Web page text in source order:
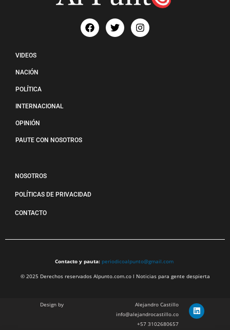
VIDEOS
NACIÓN
POLÍTICA
INTERNACIONAL
OPINIÓN
PAUTE CON NOSOTROS
NOSOTROS
POLÍTICAS DE PRIVACIDAD
CONTACTO
Contacto y pauta: periodicoalpunto@gmail.com
© 2025 Derechos reservados Alpunto.com.co l Noticias para gente despierta
Design by
Alejandro Castillo
info@alejandrocastillo.co
+57 3102680657